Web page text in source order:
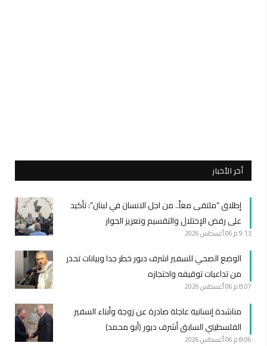
أخر الأخبار
إطلاق “ملتقى معاً.. من اجل الانسان في لبنان”: تأكيد
على رفض الإحتلال والتقسيم وتعزيز الحوار
9:13 م 06 أغسطس 2026
الوضع الصحي للسفير اشرف دبور خطر جدا وبيانات تحذر
من تداعيات توقيفه واحتجازه
8:07 م 06 أغسطس 2026
مناشدة إنسانية عاجلة صادرة عن زوجة وأبناء السفير
الفلسطيني السابق أشرف دبور (أبو محمد)
8:06 م 06 أغسطس 2026